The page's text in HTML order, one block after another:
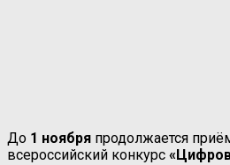
До 1 ноября продолжается
всероссийский конкурс